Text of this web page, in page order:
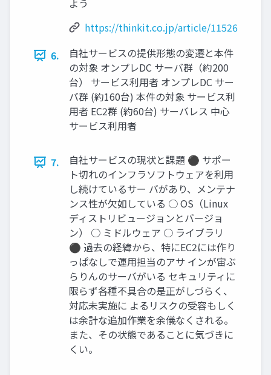
よう
https://thinkit.co.jp/article/11526
6.
自社サービスの提供形態の変遷と本件
の対象 オンプレDC サーバ群（約200
台） サービス利用者 オンプレDC サー
バ群 (約160台) 本件の対象 サービス利
用者 EC2群 (約60台) サーバレス 中心
サービス利用者
7.
自社サービスの現状と課題 ⚫ サポー
ト切れのインフラソフトウェアを利用
し続けているサー バがあり、メンテナ
ンス性が欠如している ○ OS（Linux
ディストリビュージョンとバージョ
ン） ○ ミドルウェア ○ ライブラリ
⚫ 過去の経緯から、特にEC2には作り
っぱなしで運用担当のアサ インが宙ぶ
らりんのサーバがいる セキュリティに
限らず各種不具合の是正がしづらく、
対応未実施に よるリスクの受容もしく
は余計な追加作業を余儀なくされる。
また、その状態であることに気づきに
くい。